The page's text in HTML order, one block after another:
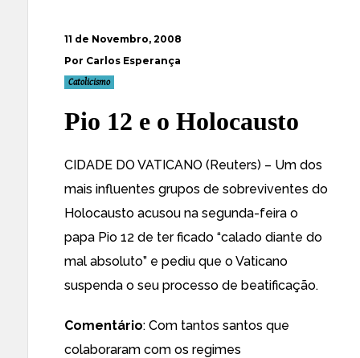
11 de Novembro, 2008
Por Carlos Esperança
Catolicismo
Pio 12 e o Holocausto
CIDADE DO VATICANO (Reuters) – Um dos
mais influentes grupos de sobreviventes do
Holocausto acusou na segunda-feira o
papa Pio 12 de ter ficado “calado diante do
mal absoluto” e pediu que o Vaticano
suspenda o seu processo de beatificação.
Comentário: Com tantos santos que
colaboraram com os regimes